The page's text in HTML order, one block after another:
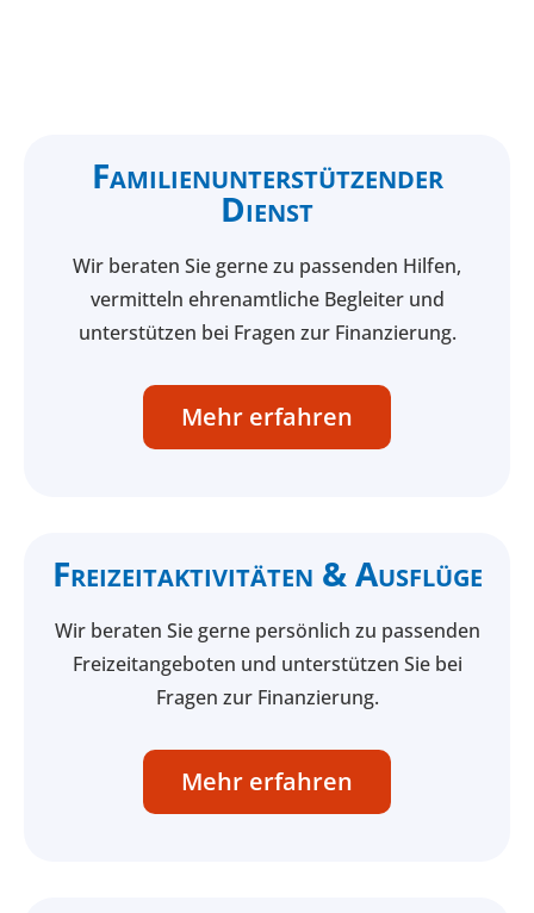
Familienunterstützender
Dienst
Wir beraten Sie gerne zu passenden Hilfen,
vermitteln ehrenamtliche Begleiter und
unterstützen bei Fragen zur Finanzierung.
Mehr erfahren
Freizeitaktivitäten & Ausflüge
Wir beraten Sie gerne persönlich zu passenden
Freizeitangeboten und unterstützen Sie bei
Fragen zur Finanzierung.
Mehr erfahren